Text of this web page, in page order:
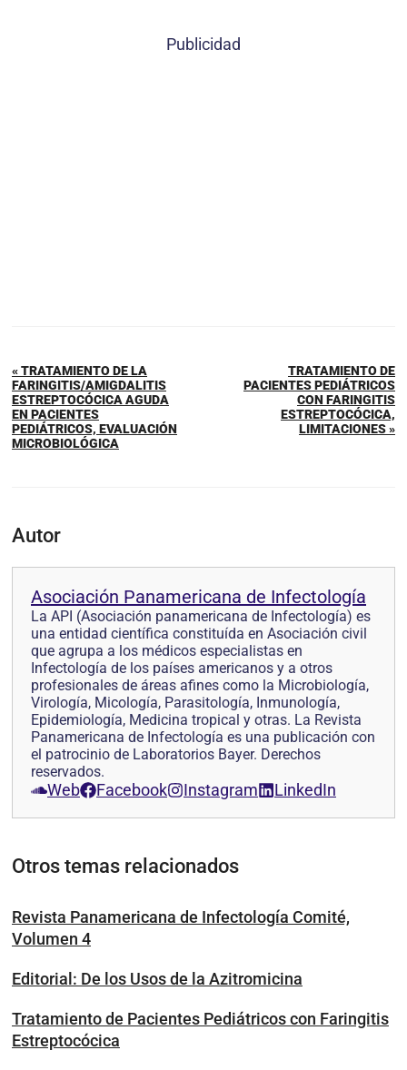
Publicidad
« TRATAMIENTO DE LA
FARINGITIS/AMIGDALITIS
ESTREPTOCÓCICA AGUDA
EN PACIENTES
PEDIÁTRICOS, EVALUACIÓN
MICROBIOLÓGICA
TRATAMIENTO DE
PACIENTES PEDIÁTRICOS
CON FARINGITIS
ESTREPTOCÓCICA,
LIMITACIONES »
Autor
Asociación Panamericana de Infectología
La API (Asociación panamericana de Infectología) es
una entidad científica constituída en Asociación civil
que agrupa a los médicos especialistas en
Infectología de los países americanos y a otros
profesionales de áreas afines como la Microbiología,
Virología, Micología, Parasitología, Inmunología,
Epidemiología, Medicina tropical y otras. La Revista
Panamericana de Infectología es una publicación con
el patrocinio de Laboratorios Bayer. Derechos
reservados.
Web Facebook Instagram LinkedIn
Otros temas relacionados
Revista Panamericana de Infectología Comité,
Volumen 4
Editorial: De los Usos de la Azitromicina
Tratamiento de Pacientes Pediátricos con Faringitis
Estreptocócica